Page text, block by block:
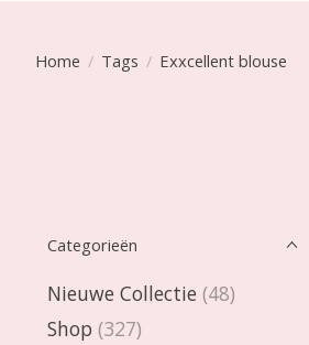
Home / Tags / Exxcellent blouse
Categorieën
Nieuwe Collectie (48)
Shop (327)